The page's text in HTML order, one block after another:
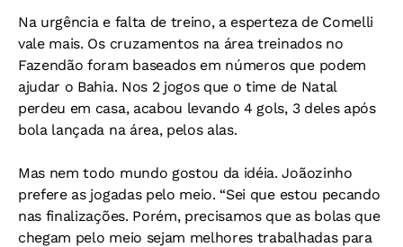
Na urgência e falta de treino, a esperteza de Comelli
vale mais. Os cruzamentos na área treinados no
Fazendão foram baseados em números que podem
ajudar o Bahia. Nos 2 jogos que o time de Natal
perdeu em casa, acabou levando 4 gols, 3 deles após
bola lançada na área, pelos alas.
Mas nem todo mundo gostou da idéia. Joãozinho
prefere as jogadas pelo meio. “Sei que estou pecando
nas finalizações. Porém, precisamos que as bolas que
chegam pelo meio sejam melhores trabalhadas para